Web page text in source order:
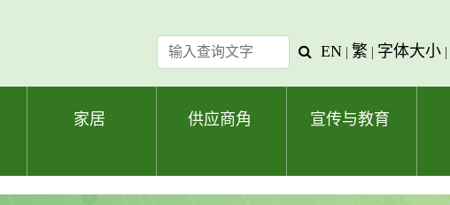
输
入
查
查
字
EN | 繁 | 字体大小 |
家居 供应商角 宣传与教育